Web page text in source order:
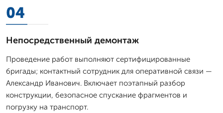
04
Непосредственный демонтаж
Проведение работ выполняют сертифицированные
бригады; контактный сотрудник для оперативной связи —
Александр Иванович. Включает поэтапный разбор
конструкции, безопасное спускание фрагментов и
погрузку на транспорт.